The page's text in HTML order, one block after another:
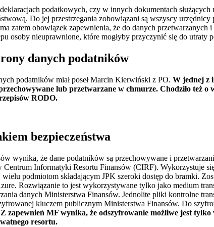
podatkowych, czy w innych dokumentach
Do jej przestrzegania zobowiązani są wszyscy
zatem obowiązek zapewnienia, że do danych przetwarzanych
osoby nieuprawnione, które mogłyby przyczynić się do utraty
danych podatników
podatników miał poseł Marcin Kierwiński z PO. W jednej z
lub przetwarzane w chmurze. Chodziło też
RODO.
bezpieczeństwa
wynika, że dane podatników są przechowywane i
Centrum Informatyki Resortu Finansów (CIRF). Wykorzystuje
podmiotom składającym JPK szeroki dostęp do bramki.
Rozwiązanie to jest wykorzystywane tylko jako medium
danych Ministerstwa Finansów. Jednolite pliki kontrolne
kluczem publicznym Ministerstwa Finansów. Do
Z zapewnień MF wynika, że odszyfrowanie możliwe jest
resortu.